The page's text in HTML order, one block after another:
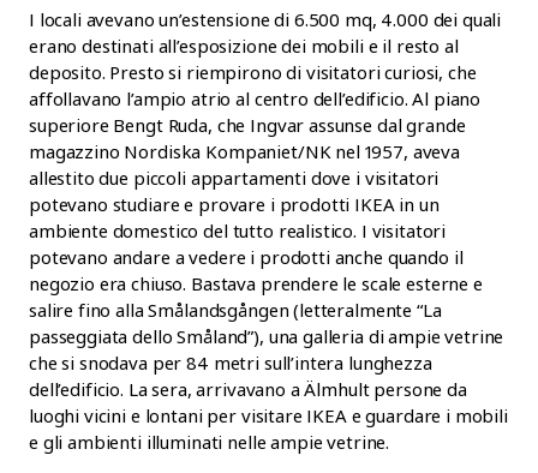
I locali avevano un’estensione di 6.500 mq, 4.000 dei quali
erano destinati all’esposizione dei mobili e il resto al
deposito. Presto si riempirono di visitatori curiosi, che
affollavano l’ampio atrio al centro dell’edificio. Al piano
superiore Bengt Ruda, che Ingvar assunse dal grande
magazzino Nordiska Kompaniet/NK nel 1957, aveva
allestito due piccoli appartamenti dove i visitatori
potevano studiare e provare i prodotti IKEA in un
ambiente domestico del tutto realistico. I visitatori
potevano andare a vedere i prodotti anche quando il
negozio era chiuso. Bastava prendere le scale esterne e
salire fino alla Smålandsgången (letteralmente “La
passeggiata dello Småland”), una galleria di ampie vetrine
che si snodava per 84 metri sull’intera lunghezza
dell’edificio. La sera, arrivavano a Älmhult persone da
luoghi vicini e lontani per visitare IKEA e guardare i mobili
e gli ambienti illuminati nelle ampie vetrine.